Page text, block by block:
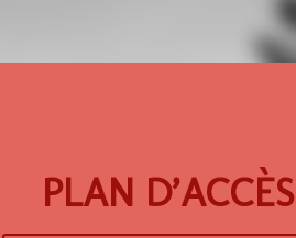
PLAN D’ACCÈS